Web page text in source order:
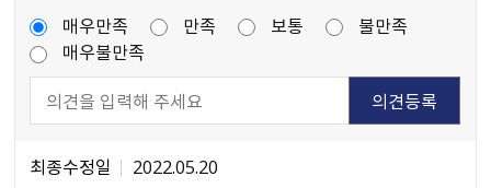
매우만족
만족 보통
불만족
매우불만족
최종수정일 2022.05.20